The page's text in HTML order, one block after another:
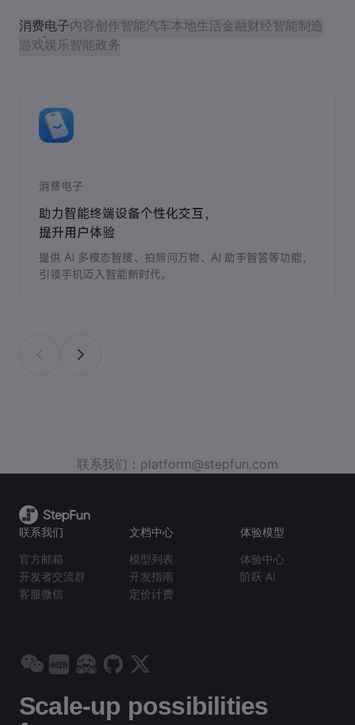
消费电子内容创作智能汽车本地生活金融财经智能制造
游戏娱乐智能政务
消费电子
助力智能终端设备个性化交互，
提升用户体验
提供 AI 多模态智搜、拍照问万物、AI 助手智答等功能，
引领手机迈入智能新时代。
联系我们：platform@stepfun.com
联系我们
官方邮箱
开发者交流群
客服微信
文档中心
模型列表
开发指南
定价计费
体验模型
体验中心
阶跃 AI
Scale-up possibilities